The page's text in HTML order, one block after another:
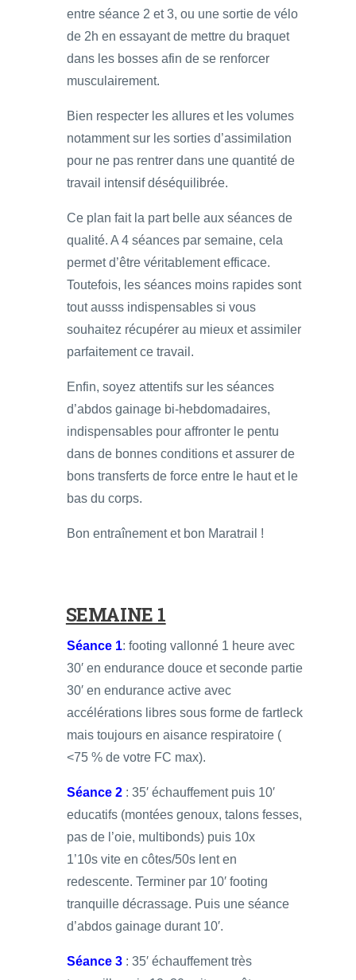
entre séance 2 et 3, ou une sortie de vélo
de 2h en essayant de mettre du braquet
dans les bosses afin de se renforcer
musculairement.
Bien respecter les allures et les volumes
notamment sur les sorties d’assimilation
pour ne pas rentrer dans une quantité de
travail intensif déséquilibrée.
Ce plan fait la part belle aux séances de
qualité. A 4 séances par semaine, cela
permet d’être véritablement efficace.
Toutefois, les séances moins rapides sont
tout ausss indispensables si vous
souhaitez récupérer au mieux et assimiler
parfaitement ce travail.
Enfin, soyez attentifs sur les séances
d’abdos gainage bi-hebdomadaires,
indispensables pour affronter le pentu
dans de bonnes conditions et assurer de
bons transferts de force entre le haut et le
bas du corps.
Bon entraînement et bon Maratrail !
SEMAINE 1
Séance 1: footing vallonné 1 heure avec
30′ en endurance douce et seconde partie
30′ en endurance active avec
accélérations libres sous forme de fartleck
mais toujours en aisance respiratoire (
<75 % de votre FC max).
Séance 2 : 35′ échauffement puis 10′
educatifs (montées genoux, talons fesses,
pas de l’oie, multibonds) puis 10x
1’10s vite en côtes/50s lent en
redescente. Terminer par 10′ footing
tranquille décrassage. Puis une séance
d’abdos gainage durant 10′.
Séance 3 : 35′ échauffement très